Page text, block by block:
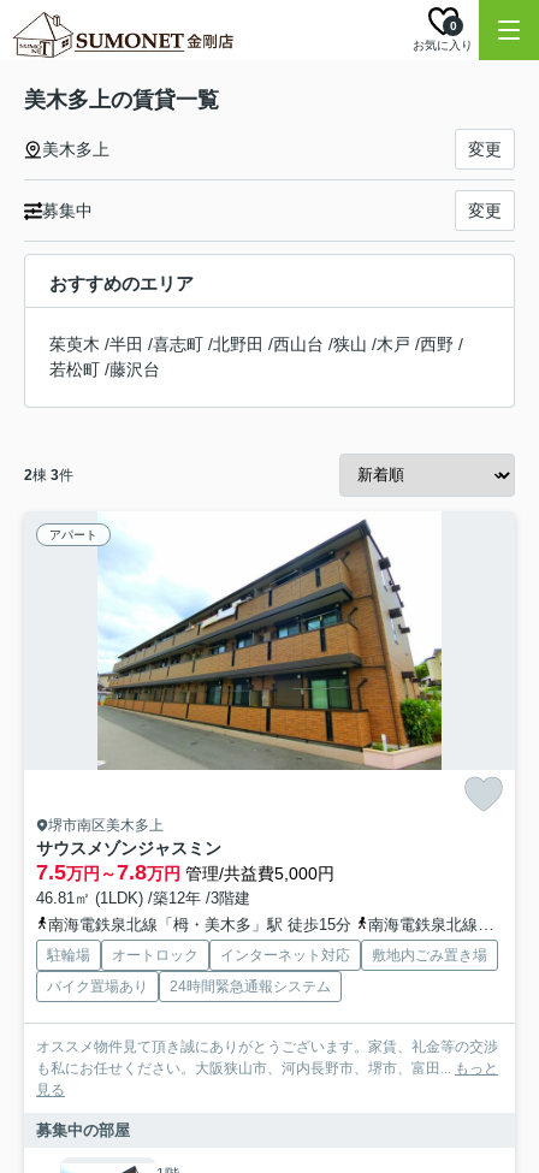
お気に入り
0
美木多上の賃貸一覧
美木多上 変更
募集中 変更
おすすめのエリア
茱萸木 /半田 /喜志町 /北野田 /西山台 /狭山 /木戸 /西野 /
若松町 /藤沢台
2棟 3件
アパート
堺市南区美木多上
サウスメゾンジャスミン
7.5万円～7.8万円 管理/共益費5,000円
46.81㎡ (1LDK) /築12年 /3階建
南海電鉄泉北線「栂・美木多」駅 徒歩15分
南海電鉄泉北線「光明池」駅 徒歩20分
駐輪場 オートロック インターネット対応
敷地内ごみ置き場
バイク置場あり
24時間緊急通報システム
オススメ物件見て頂き誠にありがとうございます。家賃、礼金等の交渉
も私にお任せください。大阪狭山市、河内長野市、堺市、富田... もっと
見る
募集中の部屋